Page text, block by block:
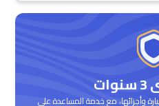
وأجزائها، مع خدمة المساعدة على